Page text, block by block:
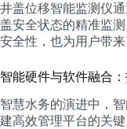
井盖位移智能监测仪
盖安全状态的精准监
安全性，也为用户带
智能硬件与软件融合
智慧水务的演进中，
建高效管理平台的关